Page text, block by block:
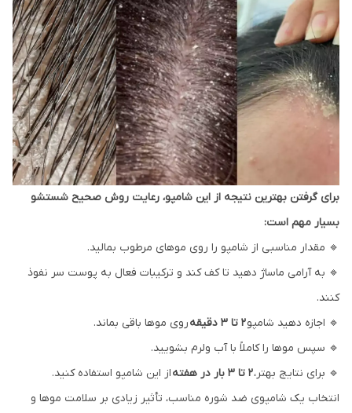
برای گرفتن بهترین نتیجه از این شامپو، رعایت روش صحیح شستشو
بسیار مهم است:
🔹 مقدار مناسبی از شامپو را روی موهای مرطوب بمالید.
🔹 به آرامی ماساژ دهید تا کف کند و ترکیبات فعال به پوست سر نفوذ
کنند.
🔹 اجازه دهید شامپو۲ تا ۳ دقیقه
روی موها باقی بماند.
🔹 سپس موها را کاملاً با آب ولرم بشویید.
🔹 برای نتایج بهتر،۲ تا ۳ بار در هفته
از این شامپو استفاده کنید.
انتخاب یک شامپوی ضد شوره مناسب، تأثیر زیادی بر سلامت موها و